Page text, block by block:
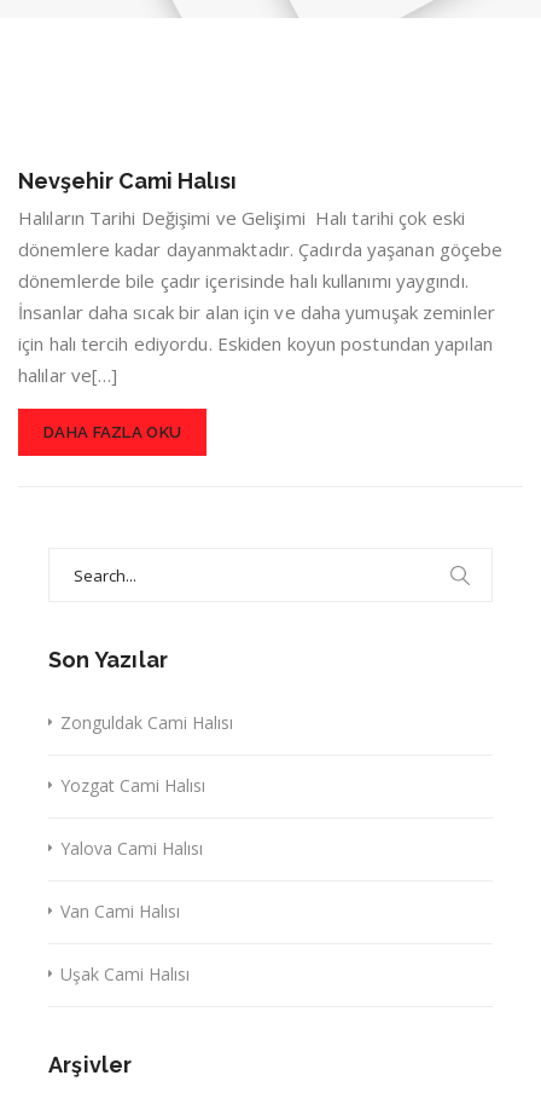
Nevşehir Cami Halısı
Halıların Tarihi Değişimi ve Gelişimi Halı tarihi çok eski
dönemlere kadar dayanmaktadır. Çadırda yaşanan göçebe
dönemlerde bile çadır içerisinde halı kullanımı yaygındı.
İnsanlar daha sıcak bir alan için ve daha yumuşak zeminler
için halı tercih ediyordu. Eskiden koyun postundan yapılan
halılar ve[…]
DAHA FAZLA OKU
Son Yazılar
Zonguldak Cami Halısı
Yozgat Cami Halısı
Yalova Cami Halısı
Van Cami Halısı
Uşak Cami Halısı
Arşivler